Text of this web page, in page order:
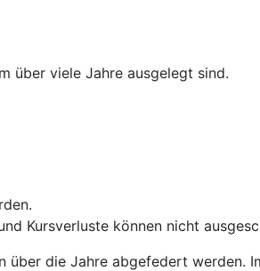
über viele Jahre ausgelegt sind.
Kursverluste können nicht
die Jahre abgefedert werden.